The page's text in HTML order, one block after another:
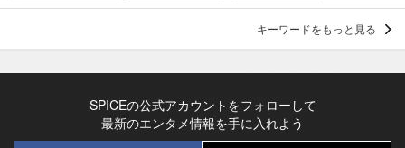
キーワードをもっと見る
SPICEの公式アカウントをフォローして
最新のエンタメ情報を手に入れよう